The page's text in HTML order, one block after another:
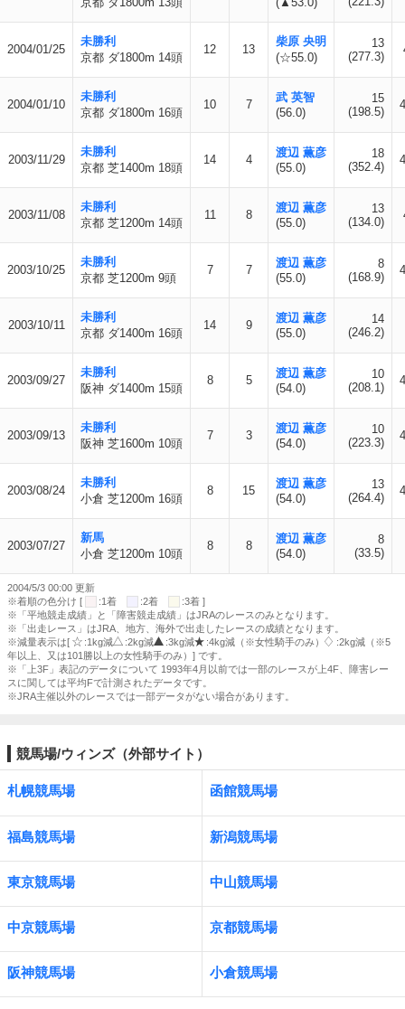
2004/01/25
未勝利
京都 ダ1800m 14頭
12 13
柴原 央明
(☆55.0)
13
(277.3)
2004/01/10
未勝利
京都 ダ1800m 16頭
10 7
武 英智
(56.0)
15
(198.5)
2003/11/29
未勝利
京都 芝1400m 18頭
14 4
渡辺 薫彦
(55.0)
18
(352.4)
2003/11/08
未勝利
京都 芝1200m 14頭
11 8
渡辺 薫彦
(55.0)
13
(134.0)
2003/10/25
未勝利
京都 芝1200m 9頭
7 7
渡辺 薫彦
(55.0)
8
(168.9)
2003/10/11
未勝利
京都 ダ1400m 16頭
14 9
渡辺 薫彦
(55.0)
14
(246.2)
2003/09/27
未勝利
阪神 ダ1400m 15頭
8 5
渡辺 薫彦
(54.0)
10
(208.1)
2003/09/13
未勝利
阪神 芝1600m 10頭
7 3
渡辺 薫彦
(54.0)
10
(223.3)
2003/08/24
未勝利
小倉 芝1200m 16頭
8 15
渡辺 薫彦
(54.0)
13
(264.4)
2003/07/27
新馬
小倉 芝1200m 10頭
8 8
渡辺 薫彦
(54.0)
8
(33.5)
2004/5/3 00:00 更新
※着順の色分け [
:1着 :2着
:3着 ]
※「平地競走成績」と「障害競走成績」はJRAのレースのみとなります。
※「出走レース」はJRA、地方、海外で出走したレースの成績となります。
※減量表示は[
:1kg減 :2kg減 :3kg減 :4kg減（※女性騎手のみ）
:2kg減（※5
年以上、又は101勝以上の女性騎手のみ）] です。
※「上3F」表記のデータについて 1993年4月以前では一部のレースが上4F、障害レー
スに関しては平均Fで計測されたデータです。
※JRA主催以外のレースでは一部データがない場合があります。
競馬場/ウィンズ（外部サイト）
札幌競馬場 函館競馬場
福島競馬場 新潟競馬場
東京競馬場 中山競馬場
中京競馬場 京都競馬場
阪神競馬場 小倉競馬場